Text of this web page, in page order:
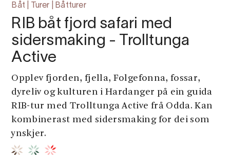
Båt | Turer | Båtturer
RIB båt fjord safari med
sidersmaking - Trolltunga
Active
Opplev fjorden, fjella, Folgefonna, fossar,
dyreliv og kulturen i Hardanger på ein guida
RIB-tur med Trolltunga Active frå Odda. Kan
kombinerast med sidersmaking for dei som
ynskjer.